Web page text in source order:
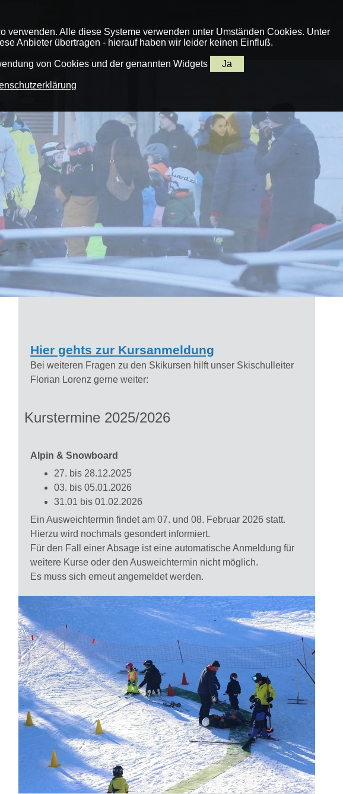
SKISCHULE SKI-AUSFAHRTEN SERVICE
Hier gehts zur Kursanmeldung
Bei weiteren Fragen zu den Skikursen hilft unser Skischulleiter
Florian Lorenz gerne weiter:
Kurstermine 2025/2026
Alpin & Snowboard
27. bis 28.12.2025
03. bis 05.01.2026
31.01 bis 01.02.2026
Ein Ausweichtermin findet am 07. und 08. Februar 2026 statt.
Hierzu wird nochmals gesondert informiert.
Für den Fall einer Absage ist eine automatische Anmeldung für
weitere Kurse oder den Ausweichtermin nicht möglich.
Es muss sich erneut angemeldet werden.
Alle diese Systeme verwenden unter Umständen Cookies. Unter
Anbieter übertragen - hierauf haben wir leider keinen Einfluß.
von Cookies und der genannten Widgets Ja